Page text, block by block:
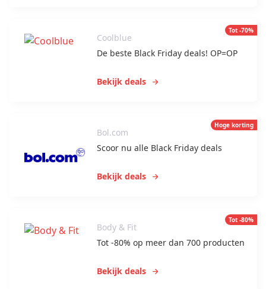
Tot -70%
Coolblue
De beste Black Friday deals! OP=OP
Bekijk deals
Hoge korting
Bol.com
Scoor nu alle Black Friday deals
Bekijk deals
Tot -80%
Body & Fit
Tot -80% op meer dan 700 producten
Bekijk deals